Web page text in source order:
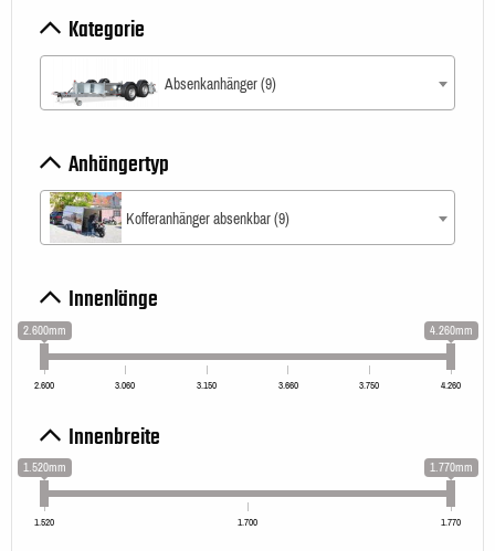
Kategorie
Absenkanhänger (9)
Anhängertyp
Kofferanhänger absenkbar (9)
Innenlänge
2.600mm 4.260mm
2.600 3.060 3.150 3.660 3.750 4.260
Innenbreite
1.520mm 1.770mm
1.520 1.700 1.770